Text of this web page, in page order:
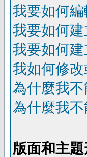
我要如何
我要如何
我要如何
我如何修
為什麼我
為什麼我
版面和主